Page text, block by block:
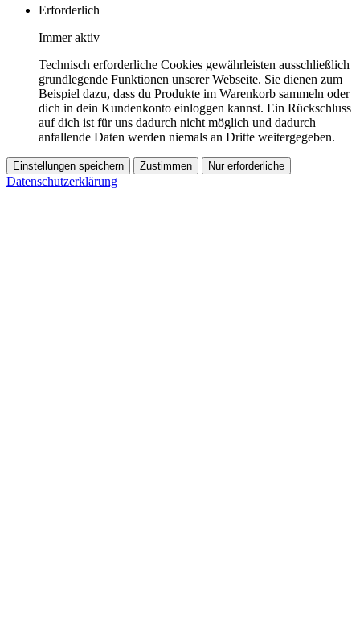
Erforderlich
Immer aktiv
Technisch erforderliche Cookies gewährleisten ausschließlich
grundlegende Funktionen unserer Webseite. Sie dienen zum
Beispiel dazu, dass du Produkte im Warenkorb sammeln oder
dich in dein Kundenkonto einloggen kannst. Ein Rückschluss
auf dich ist für uns dadurch nicht möglich und dadurch
anfallende Daten werden niemals an Dritte weitergegeben.
Einstellungen speichern Zustimmen Nur erforderliche
Datenschutzerklärung